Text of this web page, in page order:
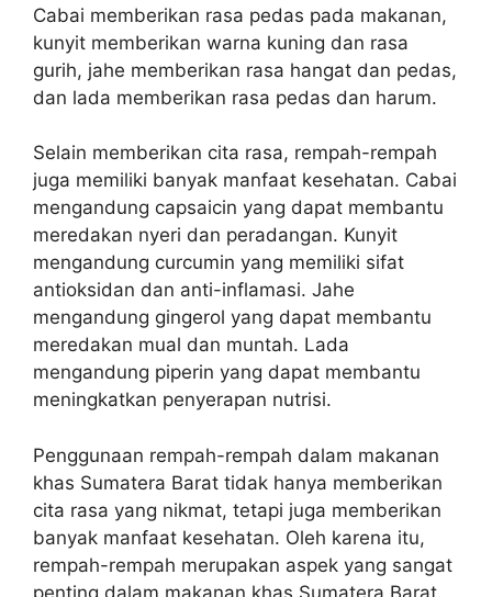
Cabai memberikan rasa pedas pada makanan,
kunyit memberikan warna kuning dan rasa
gurih, jahe memberikan rasa hangat dan pedas,
dan lada memberikan rasa pedas dan harum.
Selain memberikan cita rasa, rempah-rempah
juga memiliki banyak manfaat kesehatan. Cabai
mengandung capsaicin yang dapat membantu
meredakan nyeri dan peradangan. Kunyit
mengandung curcumin yang memiliki sifat
antioksidan dan anti-inflamasi. Jahe
mengandung gingerol yang dapat membantu
meredakan mual dan muntah. Lada
mengandung piperin yang dapat membantu
meningkatkan penyerapan nutrisi.
Penggunaan rempah-rempah dalam makanan
khas Sumatera Barat tidak hanya memberikan
cita rasa yang nikmat, tetapi juga memberikan
banyak manfaat kesehatan. Oleh karena itu,
rempah-rempah merupakan aspek yang sangat
penting dalam makanan khas Sumatera Barat.